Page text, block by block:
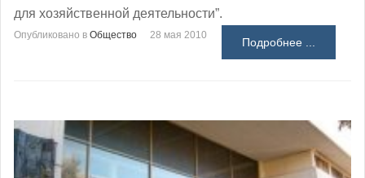
для хозяйственной деятельности”.
Опубликовано в Общество 28 мая 2010
Подробнее ...